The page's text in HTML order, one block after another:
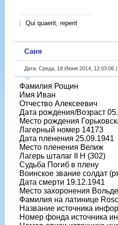
Qui quaerit, reperit
Саня
Дата: Среда, 18 Июня 2014, 12:03:06
Фамилия Рощин
Имя Иван
Отчество Алексеевич
Дата рождения/Возраст
Место рождения
Лагерный номер 14173
Дата пленения 25.09.1941
Место пленения Велиж
Лагерь шталаг II H (302)
Судьба Погиб в плену
Воинское звание солдат
Дата смерти 19.12.1941
Место захоронения
Фамилия на латинице
Название источника
Номер фонда источника